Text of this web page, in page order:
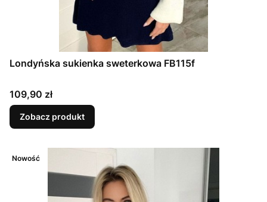
Londyńska sukienka sweterkowa FB115f
Cena
109,90 zł
Zobacz produkt
Nowość